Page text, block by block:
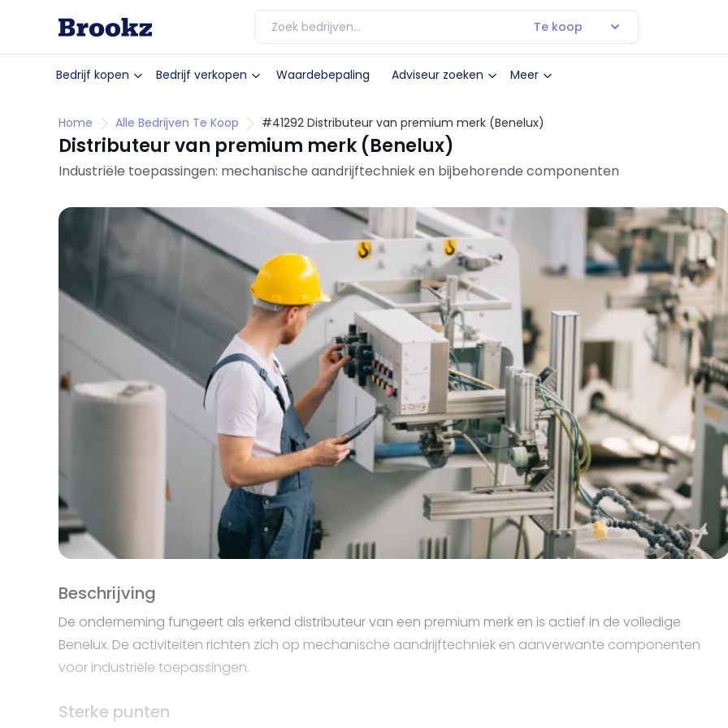
Te koop
Bedrijf kopen Bedrijf verkopen Waardebepaling Adviseur zoeken Meer
Home Alle Bedrijven Te Koop #41292 Distributeur van premium merk (Benelux)
Distributeur van premium merk (Benelux)
Industriële toepassingen: mechanische aandrijftechniek en bijbehorende componenten
Beschrijving
De onderneming fungeert als erkend distributeur van een premium merk en is actief in de volledige
Benelux. De activiteiten richten zich op mechanische aandrijftechniek en aanverwante componenten
voor industriële toepassingen.
Sterke punten